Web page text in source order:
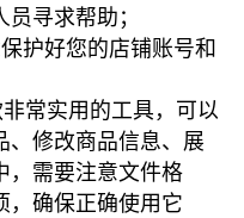
寻求帮助；
护好您的店铺账号和
常实用的工具，可以
、修改商品信息、展
，需要注意文件格
，确保正确使用它